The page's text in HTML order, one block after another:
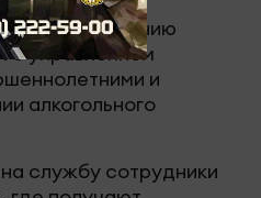
выявлению
с управлением
и
алкогольного
службу сотрудники